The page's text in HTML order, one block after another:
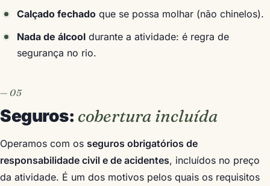
Calçado fechado que se possa molhar (não chinelos).
Nada de álcool durante a atividade: é regra de
segurança no rio.
Seguros: cobertura incluída
Operamos com os seguros obrigatórios de
responsabilidade civil e de acidentes, incluídos no preço
da atividade. É um dos motivos pelos quais os requisitos